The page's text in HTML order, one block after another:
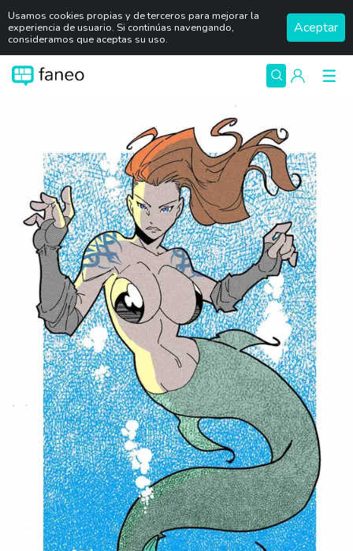
Usamos cookies propias y de terceros para mejorar la
experiencia de usuario. Si continúas navengando,
consideramos que aceptas su uso.
Aceptar